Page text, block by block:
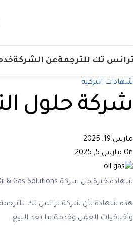
تك للترجمةعن الشركة
شهادات التزكية
شركة حلول
مارس 19, 2025
On مارس 5, 2025
شهادة خبرة من شركة Oil & Gas Solutions
هذه شهادة بأن شركة ترانس تك للترجمة
وأخلاقيات العمل وخدمة ما بعد البيع.